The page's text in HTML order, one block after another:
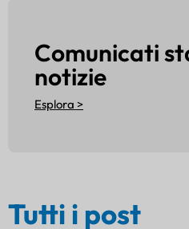
Comunicati
notizie
Esplora >
Tutti i post